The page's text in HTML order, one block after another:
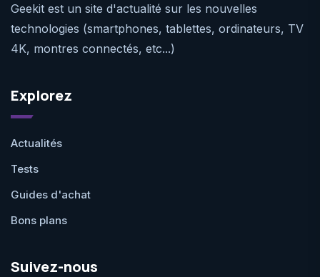
Geekit est un site d'actualité sur les nouvelles
technologies (smartphones, tablettes, ordinateurs, TV
4K, montres connectés, etc...)
Explorez
Actualités
Tests
Guides d'achat
Bons plans
Suivez-nous